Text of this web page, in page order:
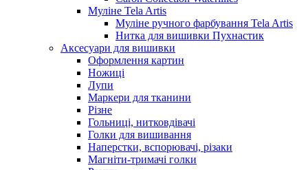
Муліне Tela Artis
Муліне ручного фарбування Tela Artis
Нитка для вишивки Пухнастик
Аксесуари для вишивки
Оформлення картин
Ножиці
Лупи
Маркери для тканини
Різне
Гольниці, нитковдівачі
Голки для вишивання
Наперстки, вспорювачі, різаки
Магніти-тримачі голки